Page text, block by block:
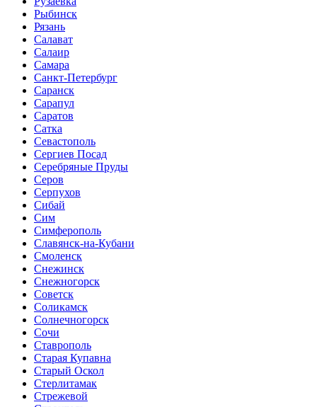
Рыбинск
Рязань
Салават
Салаир
Самара
Санкт-Петербург
Саранск
Сарапул
Саратов
Сатка
Севастополь
Сергиев Посад
Серебряные Пруды
Серов
Серпухов
Сибай
Сим
Симферополь
Славянск-на-Кубани
Смоленск
Снежинск
Снежногорск
Советск
Соликамск
Солнечногорск
Сочи
Ставрополь
Старая Купавна
Старый Оскол
Стерлитамак
Стрежевой